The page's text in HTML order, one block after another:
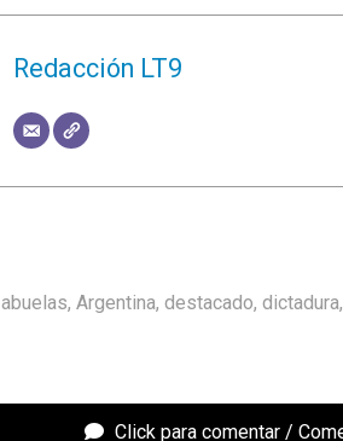
Redacción LT9
abuelas, Argentina, destacado, dictadura,
Click para comentar